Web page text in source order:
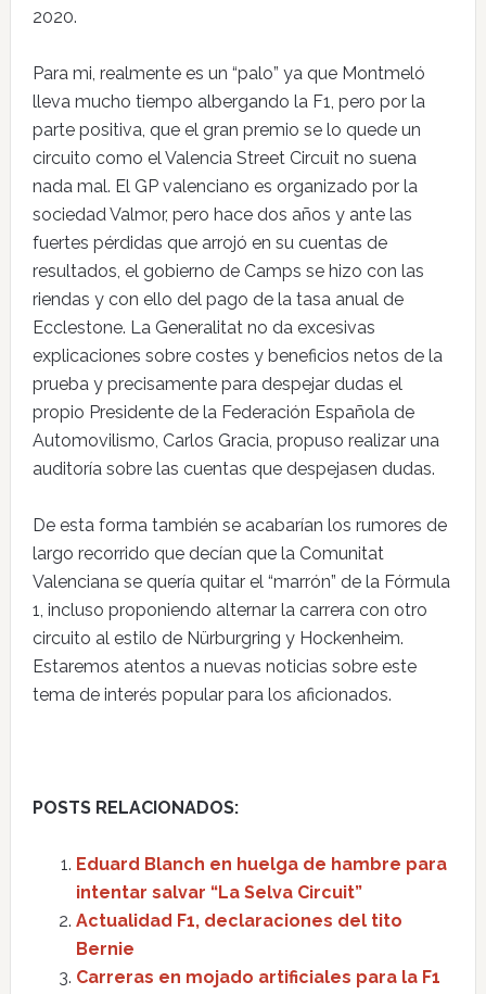
2020.
Para mi, realmente es un “palo” ya que Montmeló
lleva mucho tiempo albergando la F1, pero por la
parte positiva, que el gran premio se lo quede un
circuito como el Valencia Street Circuit no suena
nada mal. El GP valenciano es organizado por la
sociedad Valmor, pero hace dos años y ante las
fuertes pérdidas que arrojó en su cuentas de
resultados, el gobierno de Camps se hizo con las
riendas y con ello del pago de la tasa anual de
Ecclestone. La Generalitat no da excesivas
explicaciones sobre costes y beneficios netos de la
prueba y precisamente para despejar dudas el
propio Presidente de la Federación Española de
Automovilismo, Carlos Gracia, propuso realizar una
auditoría sobre las cuentas que despejasen dudas.
De esta forma también se acabarían los rumores de
largo recorrido que decían que la Comunitat
Valenciana se quería quitar el “marrón” de la Fórmula
1, incluso proponiendo alternar la carrera con otro
circuito al estilo de Nürburgring y Hockenheim.
Estaremos atentos a nuevas noticias sobre este
tema de interés popular para los aficionados.
POSTS RELACIONADOS:
Eduard Blanch en huelga de hambre para
intentar salvar “La Selva Circuit”
Actualidad F1, declaraciones del tito
Bernie
Carreras en mojado artificiales para la F1